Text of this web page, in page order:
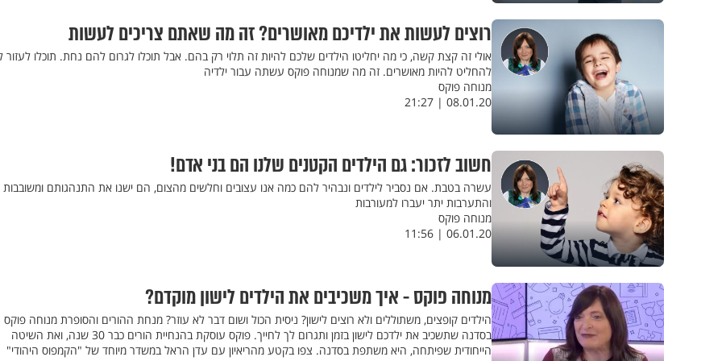
רוצים לעשות את ילדיכם מאושרים? זה מה שאתם צריכים לעשות
אולי זה קצת קשה, כי מה יחליטו הילדים שלכם להיות זה תלוי רק בהם. אבל תוכלו לגרום להם נחת. תוכלו
להחליט להיות מאושרים. זה מה שמנוחה פוקס עשתה עבור ילדיה
מנוחה פוקס
08.01.20 | 21:27
חשוב לזכור: גם הילדים הקטנים שלנו הם בני אדם!
עשרה בטבת. אם נסביר לילדים ונבהיר להם כמה אנו עצובים וחלשים מהצום, הם ישנו את התנהגותם ומשובבות
והתערבות יתר יעברו למעורבות
מנוחה פוקס
06.01.20 | 11:56
מנוחה פוקס - איך משכיבים את הילדים לישון מוקדם?
הילדים קופצים, משתוללים ולא רוצים לישון? ניסית הכול ושום דבר לא עוזר? מנחת ההורים והסופרת מנוחה פוקס
בסדנה שתשכיב את ילדכם לישון בזמן ותגרום לך לחייך. פוקס עוסקת בהנחיית הורים כבר 30 שנה, ואת השיטה
הייחודית שפיתחה, היא משתפת בסדנה. צפו בקטע מהריאיון עם עדן הראל במשדר מיוחד של "הקמפוס היהודי"